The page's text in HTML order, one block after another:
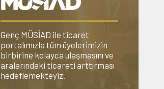
Genç MÜSİAD ile ticaret
portalımızla tüm üyelerimizin
birbirine kolayca ulaşmasını ve
aralarındaki ticareti arttırması
hedeflemekteyiz.